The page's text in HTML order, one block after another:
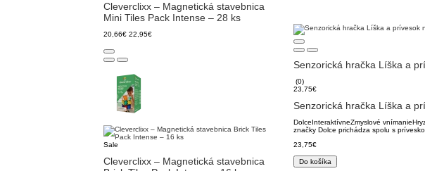
Cleverclixx – Magnetická stavebnica
Mini Tiles Pack Intense – 28 ks
20,66€ 22,95€
Sale
Cleverclixx – Magnetická stavebnica
Senzorická hračka Líška a
(0)
23,75€
Senzorická hračka Líška a
DolceInteraktívneZmyslové
značky Dolce prichádza spolu s
23,75€
Do košíka